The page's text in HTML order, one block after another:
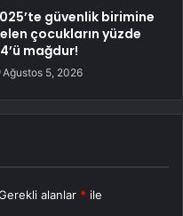
güvenlik birimine
çocukların yüzde
mağdur!
Ağustos 5, 2026
alanlar * ile